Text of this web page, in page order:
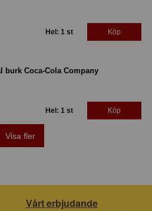
Hel: 1 st Köp
burk Coca-Cola Company
Hel: 1 st Köp
Visa fler
Vårt erbjudande